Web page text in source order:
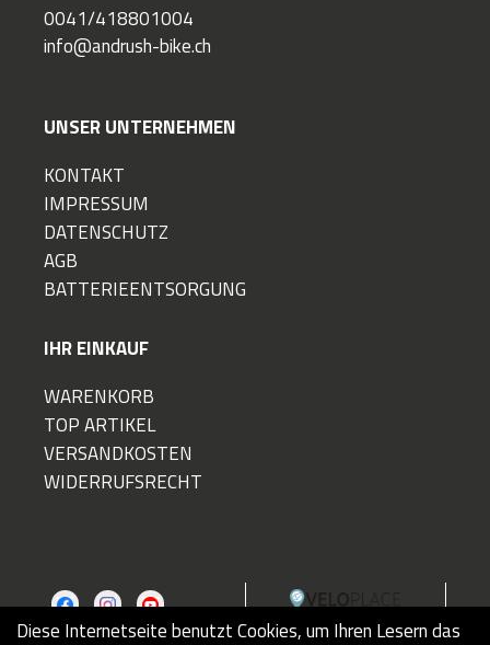
0041/418801004
info@andrush-bike.ch
UNSER UNTERNEHMEN
KONTAKT
IMPRESSUM
DATENSCHUTZ
AGB
BATTERIEENTSORGUNG
IHR EINKAUF
WARENKORB
TOP ARTIKEL
VERSANDKOSTEN
WIDERRUFSRECHT
Diese Internetseite benutzt Cookies, um Ihren Lesern das